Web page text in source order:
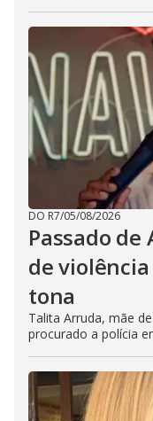
DO R7/05/08/2026
Passado
de
tona
Talita Arruda, mãe
procurado a polícia